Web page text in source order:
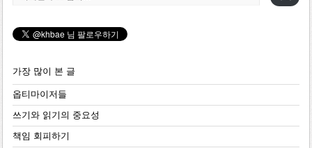
가장 많이 본 글
옵티마이저들
쓰기와 읽기의 중요성
책임 회피하기